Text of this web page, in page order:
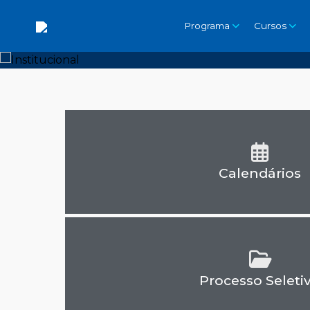
Programa Cursos
Calendários
Processo